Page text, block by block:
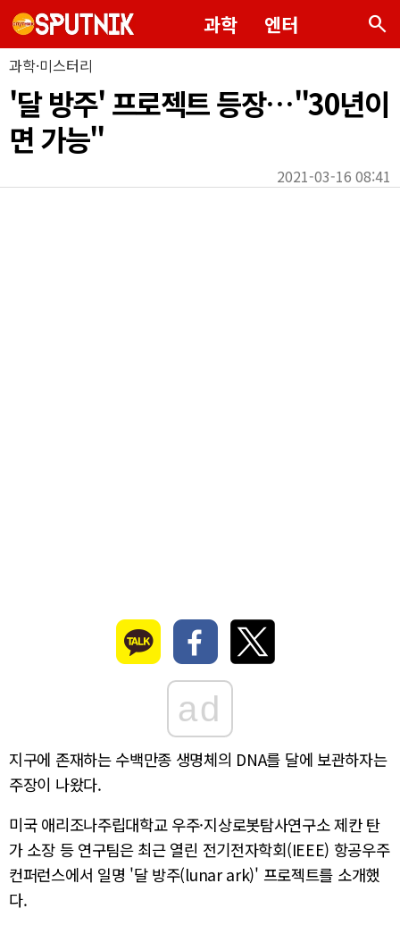
과학 엔터 search
과학·미스터리
'달 방주' 프로젝트 등장…"30년이
면 가능"
2021-03-16 08:41
ad
지구에 존재하는 수백만종 생명체의 DNA를 달에 보관하자는
주장이 나왔다.
미국 애리조나주립대학교 우주·지상로봇탐사연구소 제칸 탄
가 소장 등 연구팀은 최근 열린 전기전자학회(IEEE) 항공우주
컨퍼런스에서 일명 '달 방주(lunar ark)' 프로젝트를 소개했
다.